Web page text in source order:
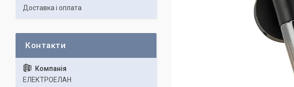
Доставка і оплата
ЕЛЕКТРОЕЛАН